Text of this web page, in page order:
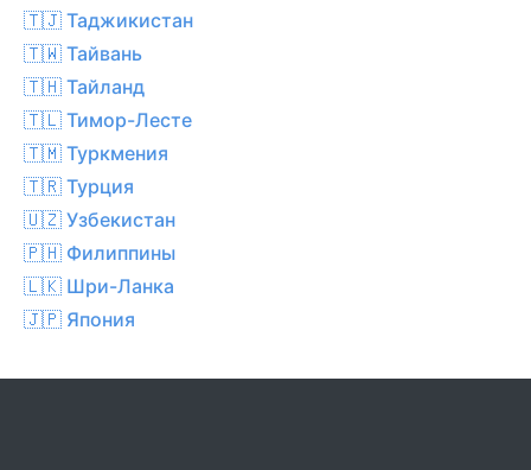
🇹🇯 Таджикистан
🇹🇼 Тайвань
🇹🇭 Тайланд
🇹🇱 Тимор-Лесте
🇹🇲 Туркмения
🇹🇷 Турция
🇺🇿 Узбекистан
🇵🇭 Филиппины
🇱🇰 Шри-Ланка
🇯🇵 Япония